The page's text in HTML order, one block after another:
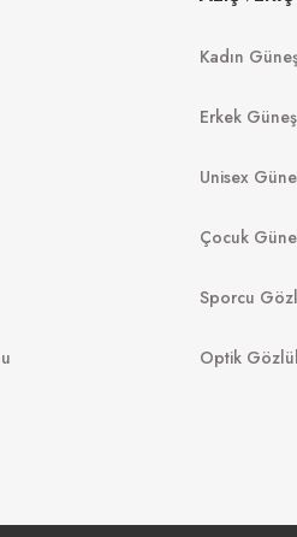
MU
Kadın
Erkek
Unisex
Çocuk
Sporcu
Optik